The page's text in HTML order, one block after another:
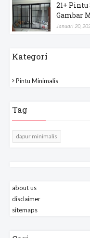
21+
Gambar
Januari 20,
Kategori
Pintu Minimalis
Tag
dapur minimalis
about us
disclaimer
sitemaps